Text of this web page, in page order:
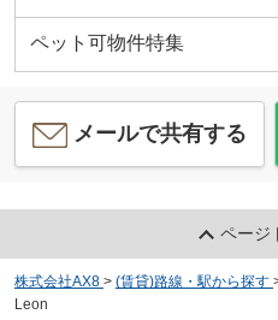
ペット可物件特集
メールで共有する
ページ
株式会社AX8 > (賃貸)路線・駅から探す
Leon